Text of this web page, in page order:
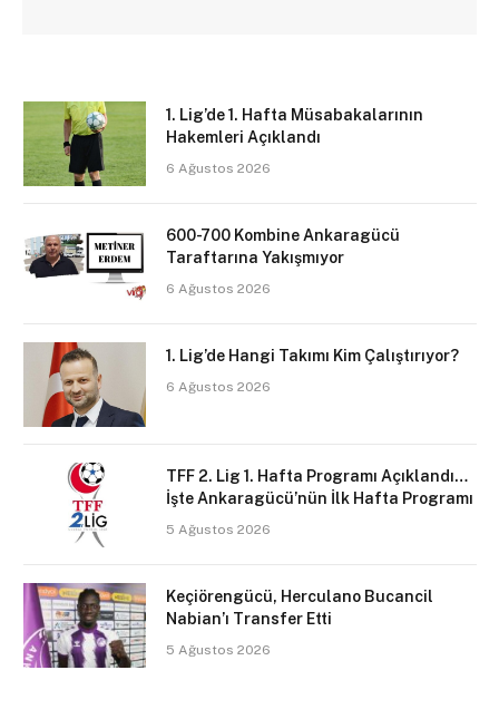
1. Lig’de 1. Hafta Müsabakalarının
Hakemleri Açıklandı
6 Ağustos 2026
600-700 Kombine Ankaragücü
Taraftarına Yakışmıyor
6 Ağustos 2026
1. Lig’de Hangi Takımı Kim Çalıştırıyor?
6 Ağustos 2026
TFF 2. Lig 1. Hafta Programı Açıklandı…
İşte Ankaragücü’nün İlk Hafta Programı
5 Ağustos 2026
Keçiörengücü, Herculano Bucancil
Nabian’ı Transfer Etti
5 Ağustos 2026